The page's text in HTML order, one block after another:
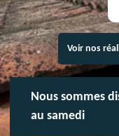
Voir nos
Nous sommes
au samedi